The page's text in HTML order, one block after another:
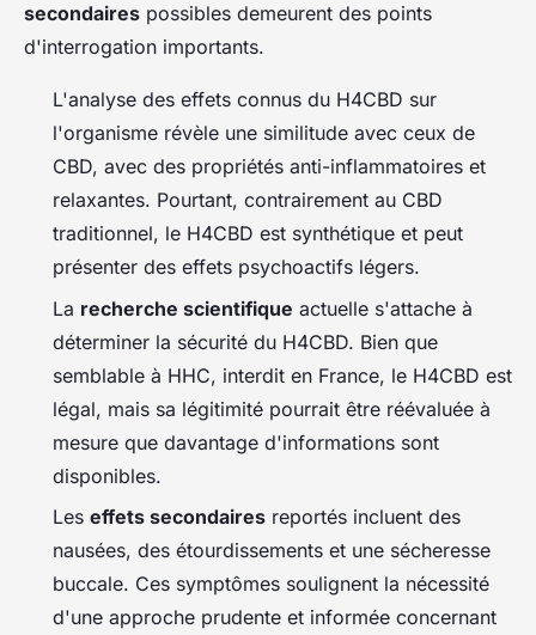
secondaires possibles demeurent des points
d'interrogation importants.
L'analyse des effets connus du H4CBD sur
l'organisme révèle une similitude avec ceux de
CBD, avec des propriétés anti-inflammatoires et
relaxantes. Pourtant, contrairement au CBD
traditionnel, le H4CBD est synthétique et peut
présenter des effets psychoactifs légers.
La recherche scientifique actuelle s'attache à
déterminer la sécurité du H4CBD. Bien que
semblable à HHC, interdit en France, le H4CBD est
légal, mais sa légitimité pourrait être réévaluée à
mesure que davantage d'informations sont
disponibles.
Les effets secondaires reportés incluent des
nausées, des étourdissements et une sécheresse
buccale. Ces symptômes soulignent la nécessité
d'une approche prudente et informée concernant